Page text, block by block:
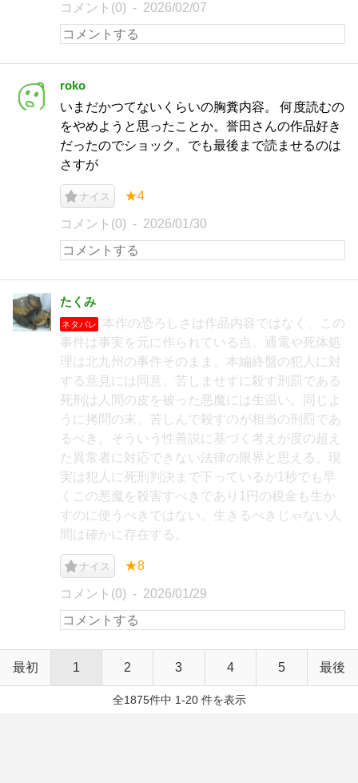
コメント(0) 2026/02/07
roko
いまだかつてないくらいの胸糞内容。 何度読むの
をやめようと思ったことか。誉田さんの作品好き
だったのでショック。でも最後まで読ませるのは
さすが
ナイス ★4
コメント(0) 2026/01/30
たくみ
ネタバレ
本作の恐ろしさは作品内容ではなく、この
事件は事実を元に作られている点。通電や死体処
理は北九州の事件そのまま。本編終盤の犯人に対
する意見には同意。苦しませずに殺す刑罰である
死刑は人間の皮を被った悪魔には生温い。同じよ
うに拷問の末、苦しんで殺すのが相当の刑罰であ
るべき。そういう性善説に基づく考えが度の超え
た異常者に対応できない法律の限界と思える。現
実は犯人に死刑判決まで下っているが1秒でも早
くこの悪魔を殺害すべきであり1円の税金も生か
すのに使うべきではない。生きるべきじゃない人
間は確かに存在する。
ナイス ★8
コメント(0) 2026/01/29
最初 1 2 3 4 5 最後
全1875件中 1-20 件を表示